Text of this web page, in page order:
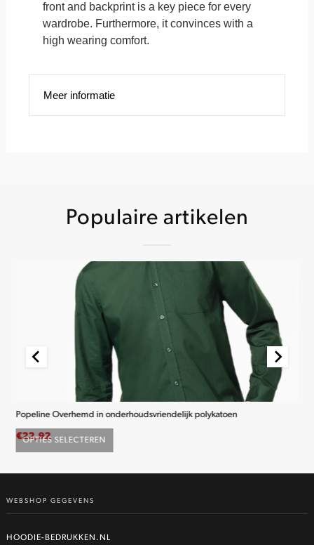
front and backprint is a key piece for every
wardrobe. Furthermore, it convinces with a
high wearing comfort.
Meer informatie
Populaire artikelen
OPTIES SELECTEREN
product
meerdere
Deze
Popeline Overhemd in onderhoudsvriendelijk polykatoen
€22,92
WEBSHOP GEGEVENS
HOODIE-BEDRUKKEN.NL